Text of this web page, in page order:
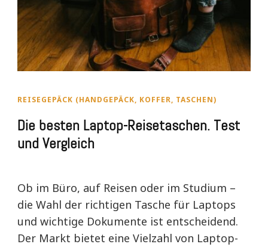
REISEGEPÄCK (HANDGEPÄCK, KOFFER, TASCHEN)
Die besten Laptop-Reisetaschen. Test
und Vergleich
Ob im Büro, auf Reisen oder im Studium –
die Wahl der richtigen Tasche für Laptops
und wichtige Dokumente ist entscheidend.
Der Markt bietet eine Vielzahl von Laptop-